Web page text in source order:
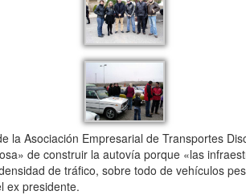
la Asociación Empresarial de Transportes
de construir la autovía porque «las
de tráfico, sobre todo de vehículos
ex presidente.